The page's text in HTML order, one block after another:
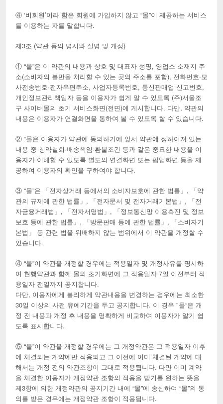
④ ‘비회원’이라 함은 회원에 가입하지 않고 “몰”이 제공하는 서비스
를 이용하는 자를 말합니다.
제3조 (약관 등의 명시와 설명 및 개정)
① “몰”은 이 약관의 내용과 상호 및 대표자 성명, 영업소 소재지 주
소(소비자의 불만을 처리할 수 있는 곳의 주소를 포함), 전화번호·모
사전송번호·전자우편주소, 사업자등록번호, 통신판매업 신고번호,
개인정보관리책임자 등을 이용자가 쉽게 알 수 있도록 (주)서울조
구 사이버몰의 초기 서비스화면(전면)에 게시합니다. 다만, 약관의
내용은 이용자가 연결화면을 통하여 볼 수 있도록 할 수 있습니다.
② “몰은 이용자가 약관에 동의하기에 앞서 약관에 정하여져 있는
내용 중 청약철회·배송책임·환불조건 등과 같은 중요한 내용을 이
용자가 이해할 수 있도록 별도의 연결화면 또는 팝업화면 등을 제
공하여 이용자의 확인을 구하여야 합니다.
③ “몰”은 「전자상거래 등에서의 소비자보호에 관한 법률」, 「약
관의 규제에 관한 법률」, 「전자문서 및 전자거래기본법」, 「전
자금융거래법」, 「전자서명법」, 「정보통신망 이용촉진 및 정보
보호 등에 관한 법률」, 「방문판매 등에 관한 법률」, 「소비자기
본법」 등 관련 법을 위배하지 않는 범위에서 이 약관을 개정할 수
있습니다.
④ “몰”이 약관을 개정할 경우에는 적용일자 및 개정사유를 명시하
여 현행약관과 함께 몰의 초기화면에 그 적용일자 7일 이전부터 적
용일자 전일까지 공지합니다.
다만, 이용자에게 불리하게 약관내용을 변경하는 경우에는 최소한
30일 이상의 사전 유예기간을 두고 공지합니다. 이 경우 "몰“은 개
정 전 내용과 개정 후 내용을 명확하게 비교하여 이용자가 알기 쉽
도록 표시합니다.
⑤ “몰”이 약관을 개정할 경우에는 그 개정약관은 그 적용일자 이후
에 체결되는 계약에만 적용되고 그 이전에 이미 체결된 계약에 대
해서는 개정 전의 약관조항이 그대로 적용됩니다. 다만 이미 계약
을 체결한 이용자가 개정약관 조항의 적용을 받기를 원하는 뜻을
제3항에 의한 개정약관의 공지기간 내에 “몰”에 송신하여 “몰”의 동
의를 받은 경우에는 개정약관 조항이 적용됩니다.